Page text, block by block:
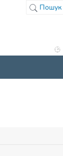
Пошук